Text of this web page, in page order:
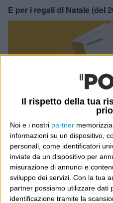
Il rispetto della tua
Noi e i nostri partner
informazioni su un dispositivo,
personali, come identificatori
inviate da un dispositivo per
misurazione di annunci e
sviluppo dei servizi. Con la tua
partner possiamo utilizzare dati
identificazione tramite la
E per i regali di Natale (del